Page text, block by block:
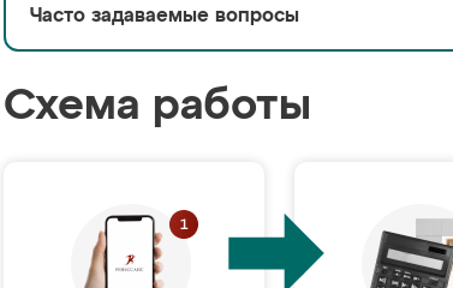
Часто задаваемые вопросы
Схема работы